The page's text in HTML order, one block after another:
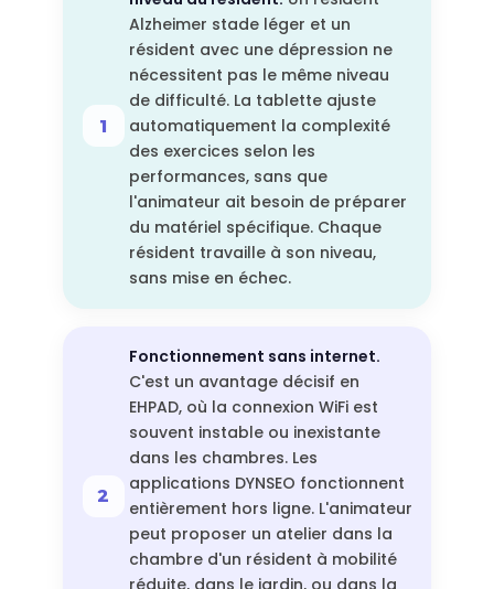
Alzheimer stade léger et un
résident avec une dépression ne
nécessitent pas le même niveau
de difficulté. La tablette ajuste
automatiquement la complexité
des exercices selon les
performances, sans que
l'animateur ait besoin de préparer
du matériel spécifique. Chaque
résident travaille à son niveau,
sans mise en échec.
Fonctionnement sans internet.
C'est un avantage décisif en
EHPAD, où la connexion WiFi est
souvent instable ou inexistante
dans les chambres. Les
applications DYNSEO fonctionnent
entièrement hors ligne. L'animateur
peut proposer un atelier dans la
chambre d'un résident à mobilité
réduite, dans le jardin, ou dans la